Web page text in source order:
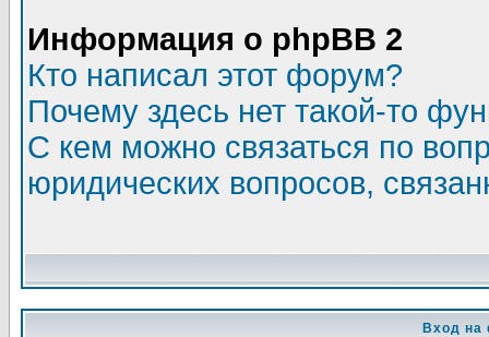
Информация о phpBB 2
Кто написал этот форум?
Почему здесь нет такой-то
С кем можно связаться по
юридических вопросов,
Вход на